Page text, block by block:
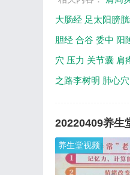
大肠经 足太阳膀
胆经 合谷 委中 阳
穴 压力 关节囊 肩
之路李树明 肺心穴
20220409养生
养生堂视频